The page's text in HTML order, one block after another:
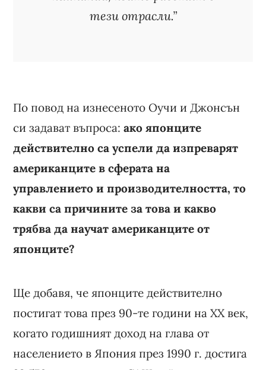
тези отрасли.”
По повод на изнесеното Оучи и Джонсън
си задават въпроса:ако японците
действително са успели да изпреварят
американците в сферата на
управлението и производителността, то
какви са причините за това и какво
трябва да научат американците от
японците?
Ще добавя, че японците действително
постигат това през 90-те години на ХХ век,
когато годишният доход на глава от
населението в Япония през 1990 г. достига